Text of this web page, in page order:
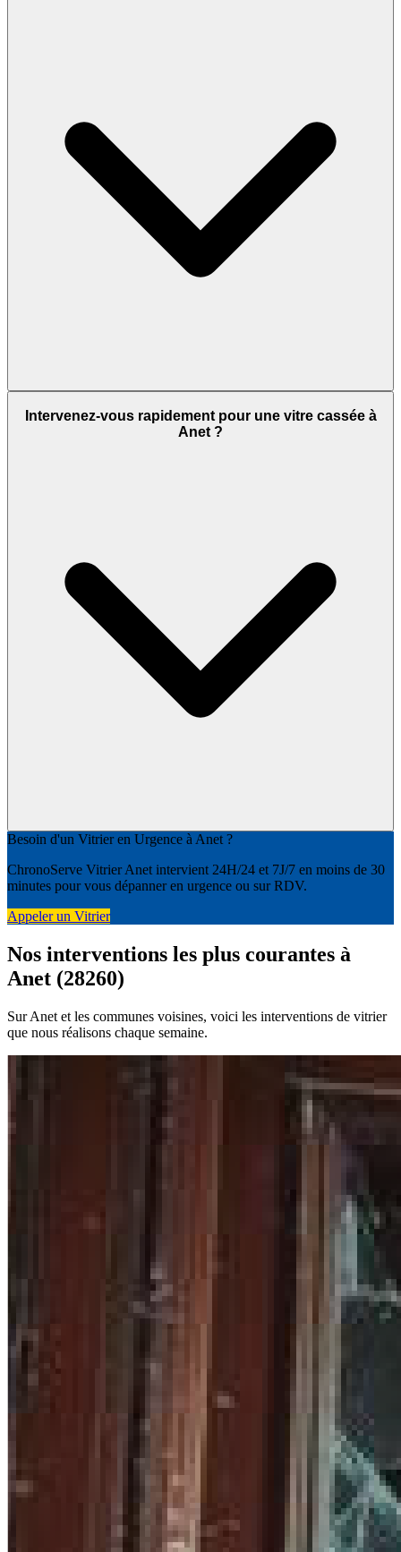
Intervenez-vous rapidement pour une vitre cassée à
Anet ?
Besoin d'un Vitrier en Urgence à Anet ?
ChronoServe Vitrier Anet intervient 24H/24 et 7J/7 en moins de 30
minutes pour vous dépanner en urgence ou sur RDV.
Appeler un Vitrier
Nos interventions les plus courantes à
Anet (28260)
Sur Anet et les communes voisines, voici les interventions de vitrier
que nous réalisons chaque semaine.